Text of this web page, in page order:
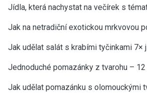
Jídla, která nachystat na večírek s
Jak na netradiční exotickou mrkvovou
Jak udělat salát s krabími tyčinkami 7×
Jednoduché pomazánky z tvarohu –
Jak udělat pomazánku s olomouckými